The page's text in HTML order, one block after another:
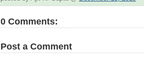
0 Comments:
Post a Comment